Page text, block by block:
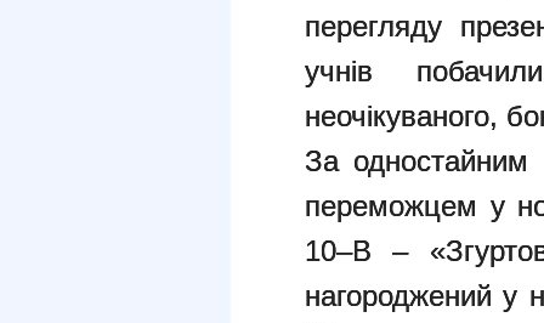
перегляду
учнів
неочікуваного,
За одностайним
переможцем у
10–В –
нагороджений у